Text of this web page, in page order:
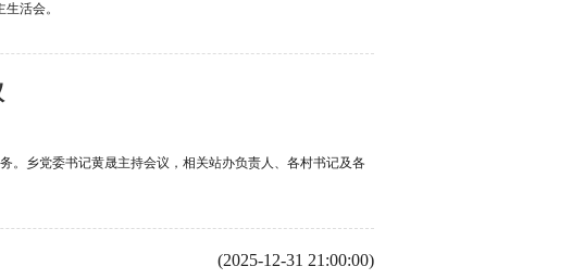
活会。
。乡党委书记黄晟主持会议，相关站办负责人、各村书记及各
(2025-12-31 21:00:00)